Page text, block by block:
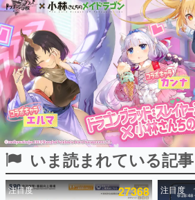
ピックアップ
電ファミのいま読まれている記事ランキ
アプリセール情報
インタビュー
連載・特集一覧
殿堂入り記事
SNS拡散数が数千以上！ ページ
ど。多くの人々に読まれた、電
事をまとめました。
いま読まれている記事
注目度 27368 注目度